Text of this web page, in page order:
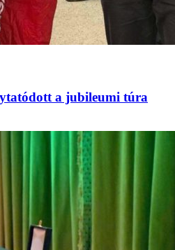
a jubileumi túra